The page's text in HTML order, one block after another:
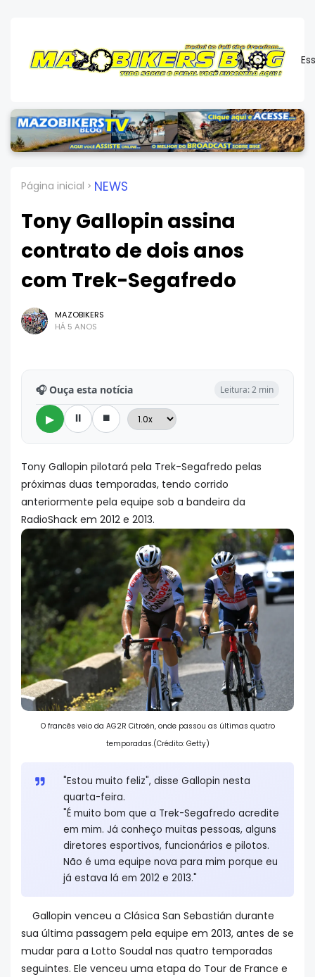
Página inicial NEWS
Tony Gallopin assina
contrato de dois anos
com Trek-Segafredo
MAZOBIKERS
HÁ 5 ANOS
🎧 Ouça esta notícia Leitura: 2 min
▶ ⏸ ⏹
Tony Gallopin pilotará pela Trek-Segafredo pelas
próximas duas temporadas, tendo corrido
anteriormente pela equipe sob a bandeira da
RadioShack em 2012 e 2013.
O francês veio da AG2R Citroën, onde passou as últimas quatro
temporadas.(Crédito: Getty)
"Estou muito feliz", disse Gallopin nesta
quarta-feira.
"É muito bom que a Trek-Segafredo acredite
em mim. Já conheço muitas pessoas, alguns
diretores esportivos, funcionários e pilotos.
Não é uma equipe nova para mim porque eu
já estava lá em 2012 e 2013."
Gallopin venceu a Clásica San Sebastián durante
sua última passagem pela equipe em 2013, antes de se
mudar para a Lotto Soudal nas quatro temporadas
seguintes. Ele venceu uma etapa do Tour de France e